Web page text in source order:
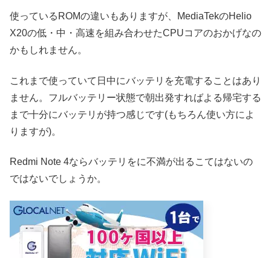
使っているROMの違いもありますが、MediaTekのHelio
X20の低・中・高速を組み合わせたCPUコアのおかげなの
かもしれません。
これまで使っていて日中にバッテリを充電することはあり
ません。フルバッテリー状態で朝出発すればよる帰宅する
まで十分にバッテリが持つ感じです(もちろん使い方によ
りますが)。
Redmi Note 4ならバッテリをに不満が出るこてはないの
ではないでしょうか。